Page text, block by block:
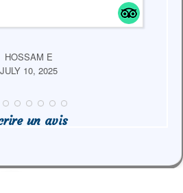
HOSSAM E
JULY 10, 2025
un avis